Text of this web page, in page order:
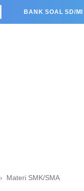
BANK SOAL SD/MI
› Materi SMK/SMA